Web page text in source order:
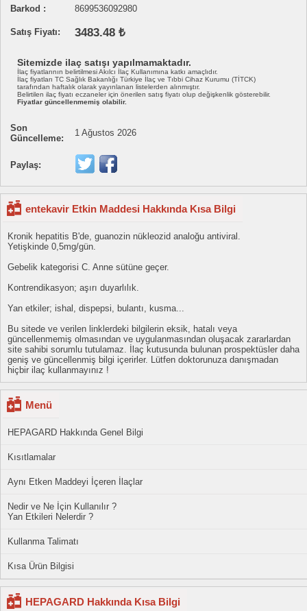
Barkod :
8699536092980
Satış Fiyatı: 3483.48 ₺
Sitemizde ilaç satışı yapılmamaktadır.
İlaç fiyatlarının belirtilmesi Akılcı İlaç Kullanımına katkı amaçlıdır.
İlaç fiyatları TC Sağlık Bakanlığı Türkiye İlaç ve Tıbbi Cihaz Kurumu (TİTCK)
tarafından haftalık olarak yayınlanan listelerden alınmıştır.
Belirtilen ilaç fiyatı eczaneler için önerilen satış fiyatı olup değişkenlik gösterebilir.
Fiyatlar güncellenmemiş olabilir.
Son
Güncelleme:
1 Ağustos 2026
Paylaş:
entekavir Etkin Maddesi Hakkında Kısa Bilgi
Kronik hepatitis B'de, guanozin nükleozid analoğu antiviral.
Yetişkinde 0,5mg/gün.
Gebelik kategorisi C. Anne sütüne geçer.
Kontrendikasyon; aşırı duyarlılık.
Yan etkiler; ishal, dispepsi, bulantı, kusma...
Bu sitede ve verilen linklerdeki bilgilerin eksik, hatalı veya
güncellenmemiş olmasından ve uygulanmasından oluşacak zararlardan
site sahibi sorumlu tutulamaz. İlaç kutusunda bulunan prospektüsler daha
geniş ve güncellenmiş bilgi içerirler. Lütfen doktorunuza danışmadan
hiçbir ilaç kullanmayınız !
Menü
HEPAGARD Hakkında Genel Bilgi
Kısıtlamalar
Aynı Etken Maddeyi İçeren İlaçlar
Nedir ve Ne İçin Kullanılır ?
Yan Etkileri Nelerdir ?
Kullanma Talimatı
Kısa Ürün Bilgisi
HEPAGARD Hakkında Kısa Bilgi